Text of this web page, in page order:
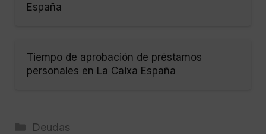
España
Tiempo de aprobación de préstamos
personales en La Caixa España
Categorías
Deudas